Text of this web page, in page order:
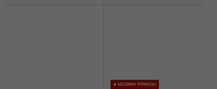
🔥 SEZÓNNY VÝPREDAJ